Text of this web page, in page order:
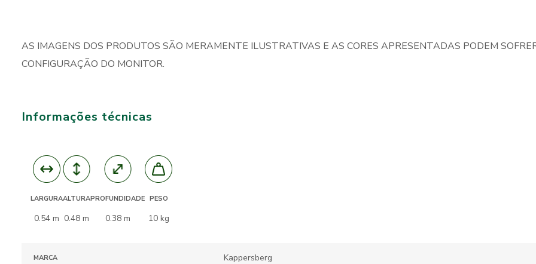
AS IMAGENS DOS PRODUTOS SÃO MERAMENTE ILUSTRATIVAS E AS CORES APRESENTADAS PODEM
CONFIGURAÇÃO DO MONITOR.
Informações técnicas
LARGURA
0.54 m
ALTURA
0.48 m
PROFUNDIDADE
0.38 m
PESO
10 kg
MARCA Kappersberg